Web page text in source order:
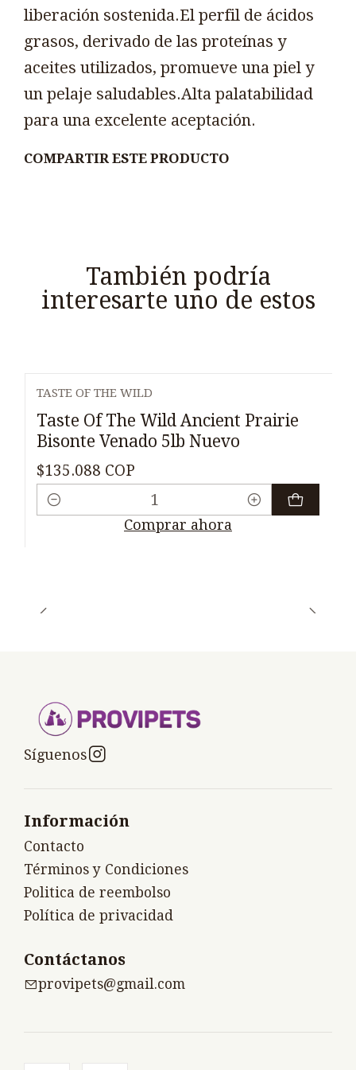
liberación sostenida.El perfil de ácidos
grasos, derivado de las proteínas y
aceites utilizados, promueve una piel y
un pelaje saludables.Alta palatabilidad
para una excelente aceptación.
COMPARTIR ESTE PRODUCTO
También podría
interesarte uno de estos
TASTE OF THE WILD
Taste Of The Wild Ancient Prairie
Bisonte Venado 5lb Nuevo
$135.088 COP
Cantidad
Comprar ahora
Síguenos
Información
Contacto
Términos y Condiciones
Politica de reembolso
Política de privacidad
Contáctanos
provipets@gmail.com